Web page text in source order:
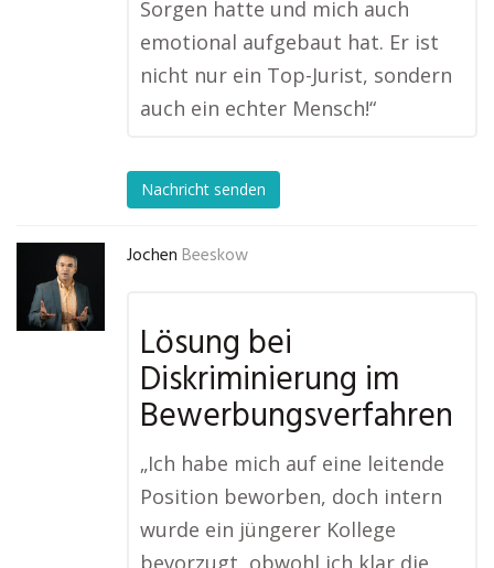
Sorgen hatte und mich auch
emotional aufgebaut hat. Er ist
nicht nur ein Top-Jurist, sondern
auch ein echter Mensch!“
Nachricht senden
Jochen Beeskow
Lösung bei
Diskriminierung im
Bewerbungsverfahren
„Ich habe mich auf eine leitende
Position beworben, doch intern
wurde ein jüngerer Kollege
bevorzugt, obwohl ich klar die